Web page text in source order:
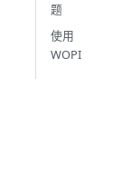
题
使用
WOPI